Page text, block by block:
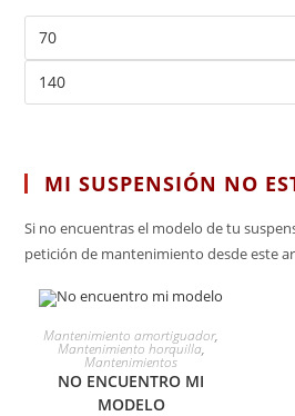
MI SUSPENSIÓN NO
Si no encuentras el modelo de tu
petición de mantenimiento desde este
SELECCIONAR OPCIONES
Mantenimiento amortiguador,
Mantenimiento horquilla,
Mantenimientos
NO ENCUENTRO MI
MODELO